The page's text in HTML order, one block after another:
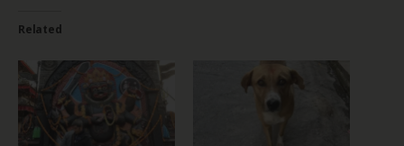
Related